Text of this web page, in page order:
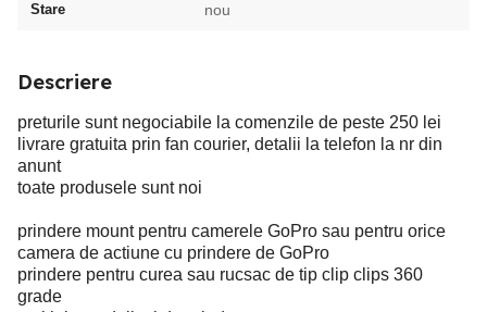
Stare nou
Descriere
preturile sunt negociabile la comenzile de peste 250 lei
livrare gratuita prin fan courier, detalii la telefon la nr din
anunt
toate produsele sunt noi
prindere mount pentru camerele GoPro sau pentru orice
camera de actiune cu prindere de GoPro
prindere pentru curea sau rucsac de tip clip clips 360
grade